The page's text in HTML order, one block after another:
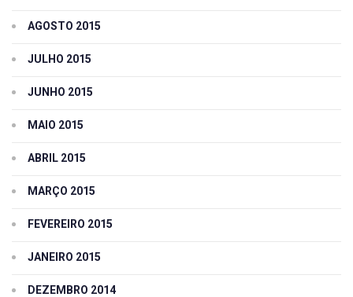
AGOSTO 2015
JULHO 2015
JUNHO 2015
MAIO 2015
ABRIL 2015
MARÇO 2015
FEVEREIRO 2015
JANEIRO 2015
DEZEMBRO 2014